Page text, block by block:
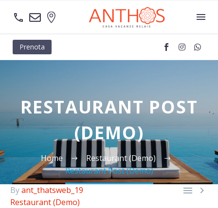
Prenota
RESTAURANT POST
(DEMO)
Home
Restaurant (Demo)
Restaurant Post (Demo)
 
Byant_thatsweb_19
Restaurant (Demo)